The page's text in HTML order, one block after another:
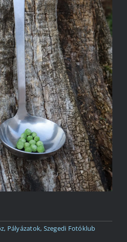
, Pályázatok, Szegedi Fotóklub